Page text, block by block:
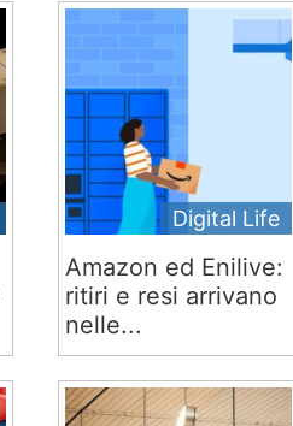
Digital Life
Amazon ed Enilive:
ritiri e resi arrivano
nelle...